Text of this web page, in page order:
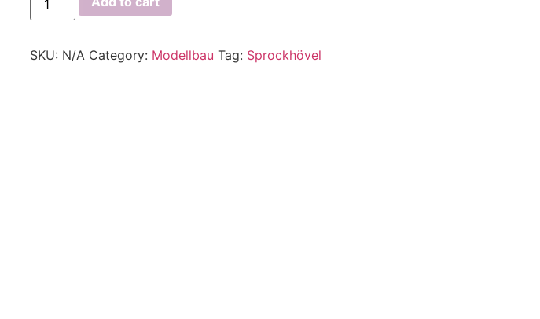
SKU: N/A Category: Modellbau Tag: Sprockhövel